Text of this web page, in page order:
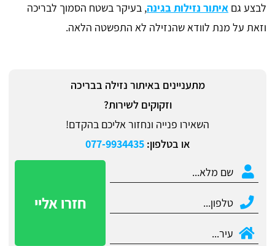
לבצע גם איתור נזילות בגינה, בעיקר בשטח הסמוך לבריכה
וזאת על מנת לוודא שהנזילה לא התפשטה הלאה.
מתעניינים באיתור נזילה בבריכה
וזקוקים לשירות?
השאירו פנייה ונחזור אליכם בהקדם!
או בטלפון:077-9934435